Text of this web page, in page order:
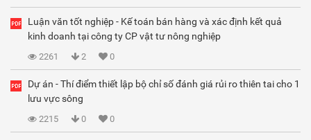
Luận văn tốt nghiệp - Kế toán bán hàng và xác định kết quả
kinh doanh tại công ty CP vật tư nông nghiệp
2261 2 0
Dự án - Thí điểm thiết lập bộ chỉ số đánh giá rủi ro thiên tai cho 1
lưu vực sông
2215 0 0